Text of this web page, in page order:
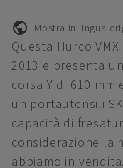
Mostra in lingua
Questa Hurco
2013 e presenta
corsa Y di 610 mm
un portautensili
capacità di
considerazione la
abbiamo in